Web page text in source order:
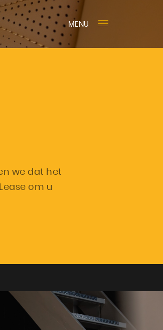
MENU
we dat het
om u